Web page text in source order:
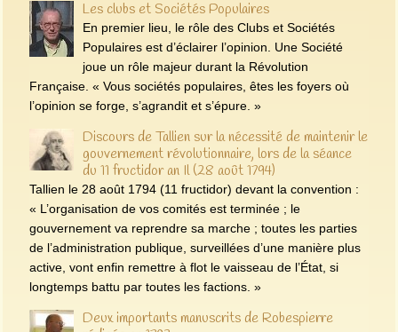
Les clubs et Sociétés Populaires
En premier lieu, le rôle des Clubs et Sociétés
Populaires est d’éclairer l’opinion. Une Société
joue un rôle majeur durant la Révolution
Française. « Vous sociétés populaires, êtes les foyers où
l’opinion se forge, s’agrandit et s’épure. »
Discours de Tallien sur la nécessité de maintenir le
gouvernement révolutionnaire, lors de la séance
du 11 fructidor an Il (28 août 1794)
Tallien le 28 août 1794 (11 fructidor) devant la convention :
« L’organisation de vos comités est terminée ; le
gouvernement va reprendre sa marche ; toutes les parties
de l’administration publique, surveillées d’une manière plus
active, vont enfin remettre à flot le vaisseau de l’État, si
longtemps battu par toutes les factions. »
Deux importants manuscrits de Robespierre